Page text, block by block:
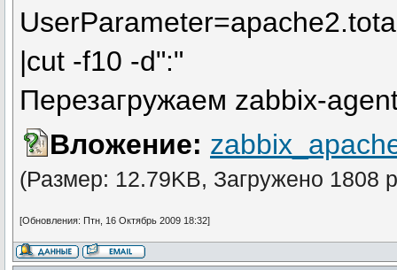
|cut -f10 -d":"
Перезагружаем zabbix-
Вложение:
(Размер: 12.79KB, Загружено 1808
[Обновления: Птн, 16 Октябрь 2009 18:32]